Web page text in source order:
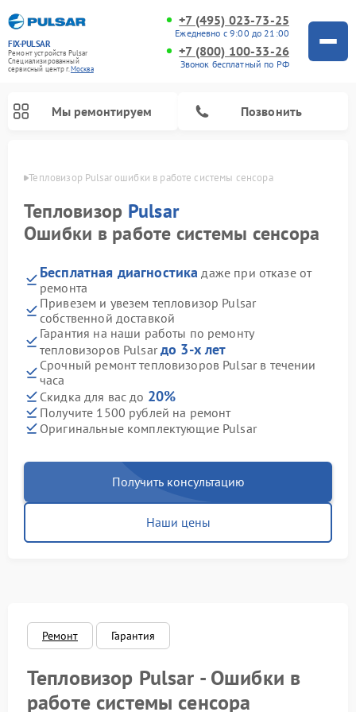
FIX-PULSAR
Ремонт устройств Pulsar
Специализированный
cервисный центр г.Москва
+7 (495) 023-73-25
Ежедневно с 9:00 до 21:00
+7 (800) 100-33-26
Звонок бесплатный по РФ
Мы ремонтируем Позвонить
Тепловизор Pulsar ошибки в работе системы сенсора
Тепловизор Pulsar
Ошибки в работе системы сенсора
Бесплатная диагностика даже при отказе от
ремонта
Привезем и увезем тепловизор Pulsar
собственной доставкой
Гарантия на наши работы по ремонту
тепловизоров Pulsarдо 3-х лет
Срочный ремонт тепловизоров Pulsar в течении
часа
Скидка для вас до 20%
Получите 1500 рублей на ремонт
Оригинальные комплектующие Pulsar
Получить консультацию
Наши цены
Ремонт Гарантия
Тепловизор Pulsar - Ошибки в
работе системы сенсора